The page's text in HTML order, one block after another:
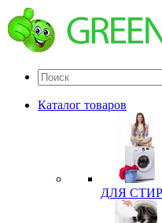
Каталог товаров
ДЛЯ